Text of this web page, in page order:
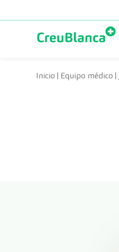
Inicio | Equipo médico |